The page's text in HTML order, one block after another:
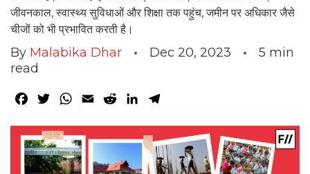
जीवनकाल, स्वास्थ्य सुविधाओं और शिक्षा तक पहुंच, जमीन पर अधिकार जैसे
चीजों को भी प्रभावित करती है।
By Malabika Dhar Dec 20, 2023 5 min
read
Facebook
TwitterWhatsApp
Email RedditLinkedIn